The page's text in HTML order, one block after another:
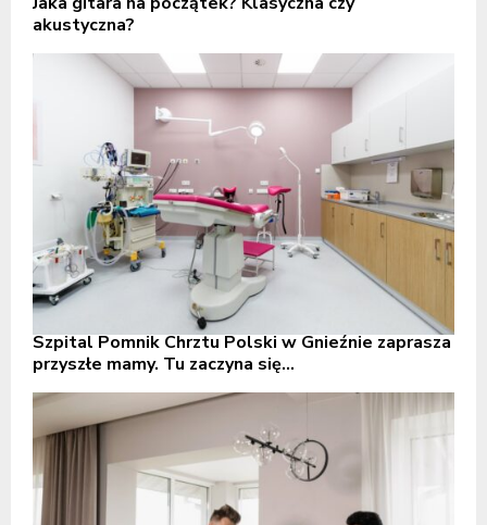
akustyczna?
Szpital Pomnik Chrztu Polski w Gnieźnie zaprasza
przyszłe mamy. Tu zaczyna się...